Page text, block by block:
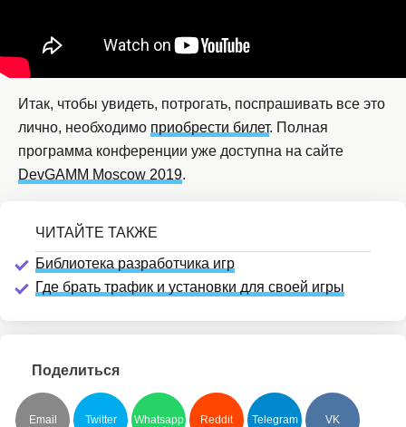
Итак, чтобы увидеть, потрогать, поспрашивать все это
лично, необходимо приобрести билет. Полная
программа конференции уже доступна на сайте
DevGAMM Moscow 2019.
Библиотека разработчика игр
Где брать трафик и установки для своей игры
Поделиться
Email Twitter Whatsapp Reddit Telegram VK